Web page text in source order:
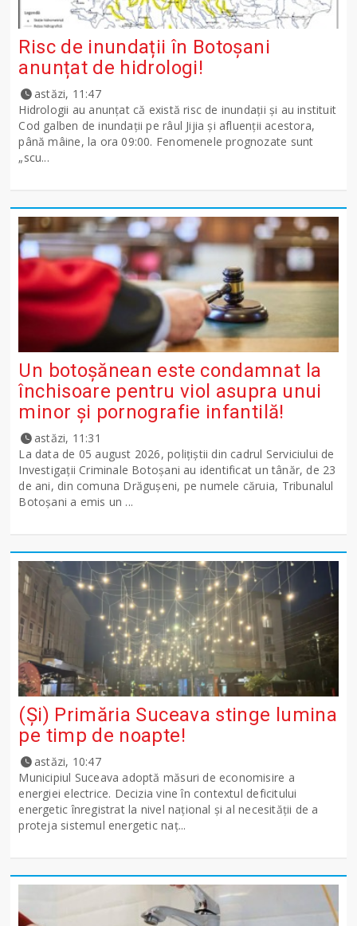
Risc de inundații în Botoșani
anunțat de hidrologi!
astăzi, 11:47
Hidrologii au anunțat că există risc de inundații și au instituit
Cod galben de inundații pe râul Jijia și afluenții acestora,
până mâine, la ora 09:00. Fenomenele prognozate sunt
„scu...
Un botoșănean este condamnat la
închisoare pentru viol asupra unui
minor și pornografie infantilă!
astăzi, 11:31
La data de 05 august 2026, polițiștii din cadrul Serviciului de
Investigații Criminale Botoșani au identificat un tânăr, de 23
de ani, din comuna Drăgușeni, pe numele căruia, Tribunalul
Botoșani a emis un ...
(Și) Primăria Suceava stinge lumina
pe timp de noapte!
astăzi, 10:47
Municipiul Suceava adoptă măsuri de economisire a
energiei electrice. Decizia vine în contextul deficitului
energetic înregistrat la nivel național și al necesității de a
proteja sistemul energetic naț...